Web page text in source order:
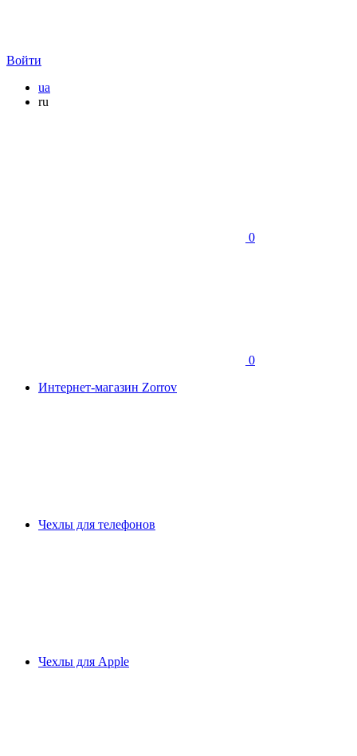
Войти
ua
ru
0
0
Интернет-магазин Zorrov
Чехлы для телефонов
Чехлы для Apple